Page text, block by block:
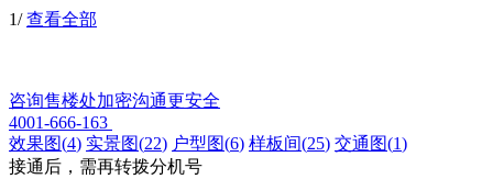
1/ 查看全部
咨询售楼处加密沟通更安全
4001-666-163
效果图(4) 实景图(22) 户型图(6) 样板间(25) 交通图(1)
接通后，需再转拨分机号